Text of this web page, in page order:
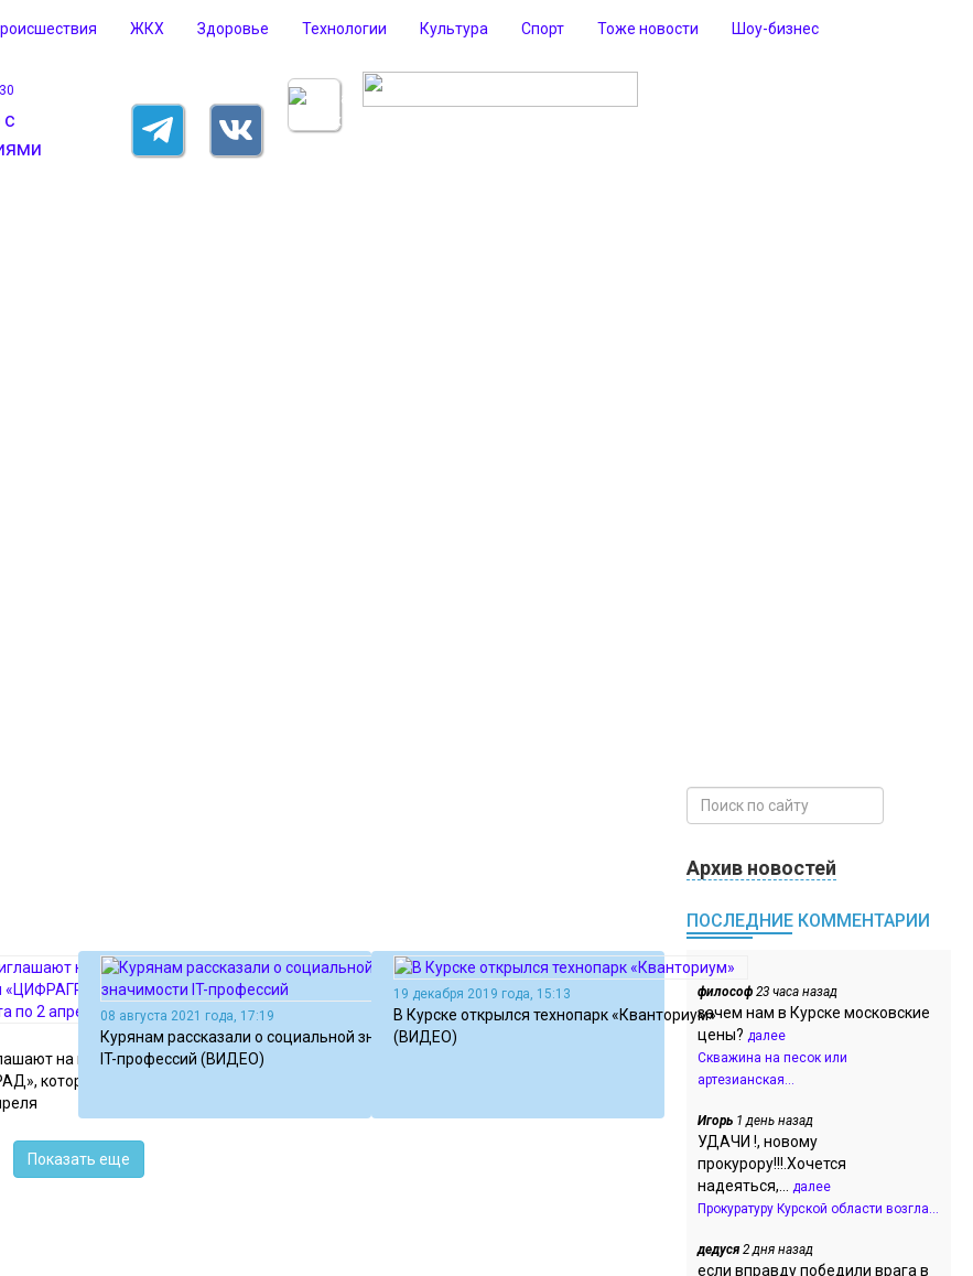
ЖКХ Здоровье Технологии Культура Спорт Тоже новости Шоу-бизнес
на весеннюю
которая
08 августа 2021 года, 17:19
Курянам рассказали о социальной значимости
IT-профессий (ВИДЕО)
19 декабря 2019 года, 15:13
В Курске открылся технопарк «Кванториум»
(ВИДЕО)
Показать еще
Архив новостей
ПОСЛЕДНИЕ КОММЕНТАРИИ
философ 23 часа назад
зачем нам в Курске московские
цены? далее
Скважина на песок или
артезианская...
Игорь 1 день назад
УДАЧИ !, новому
прокурору!!!.Хочется
надеяться,... далее
Прокуратуру Курской области возгла...
дедуся2 дня назад
если вправду победили врага в